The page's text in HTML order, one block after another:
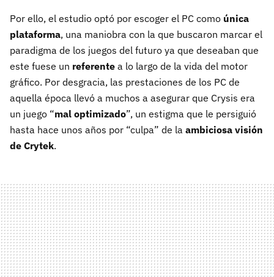
Por ello, el estudio optó por escoger el PC como única
plataforma, una maniobra con la que buscaron marcar el
paradigma de los juegos del futuro ya que deseaban que
este fuese un referente a lo largo de la vida del motor
gráfico. Por desgracia, las prestaciones de los PC de
aquella época llevó a muchos a asegurar que Crysis era
un juego “mal optimizado”, un estigma que le persiguió
hasta hace unos años por “culpa” de la ambiciosa visión
de Crytek.